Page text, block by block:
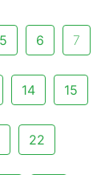
5 6 7
14 15
22